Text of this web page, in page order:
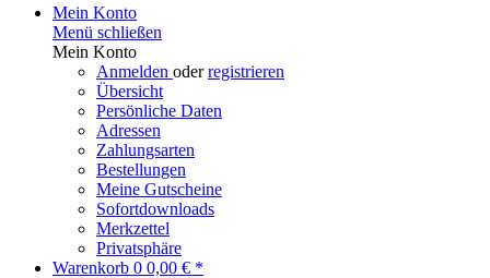
Mein Konto
Menü schließen
Mein Konto
Anmelden oderregistrieren
Übersicht
Persönliche Daten
Adressen
Zahlungsarten
Bestellungen
Meine Gutscheine
Sofortdownloads
Merkzettel
Privatsphäre
Warenkorb 0 0,00 € *